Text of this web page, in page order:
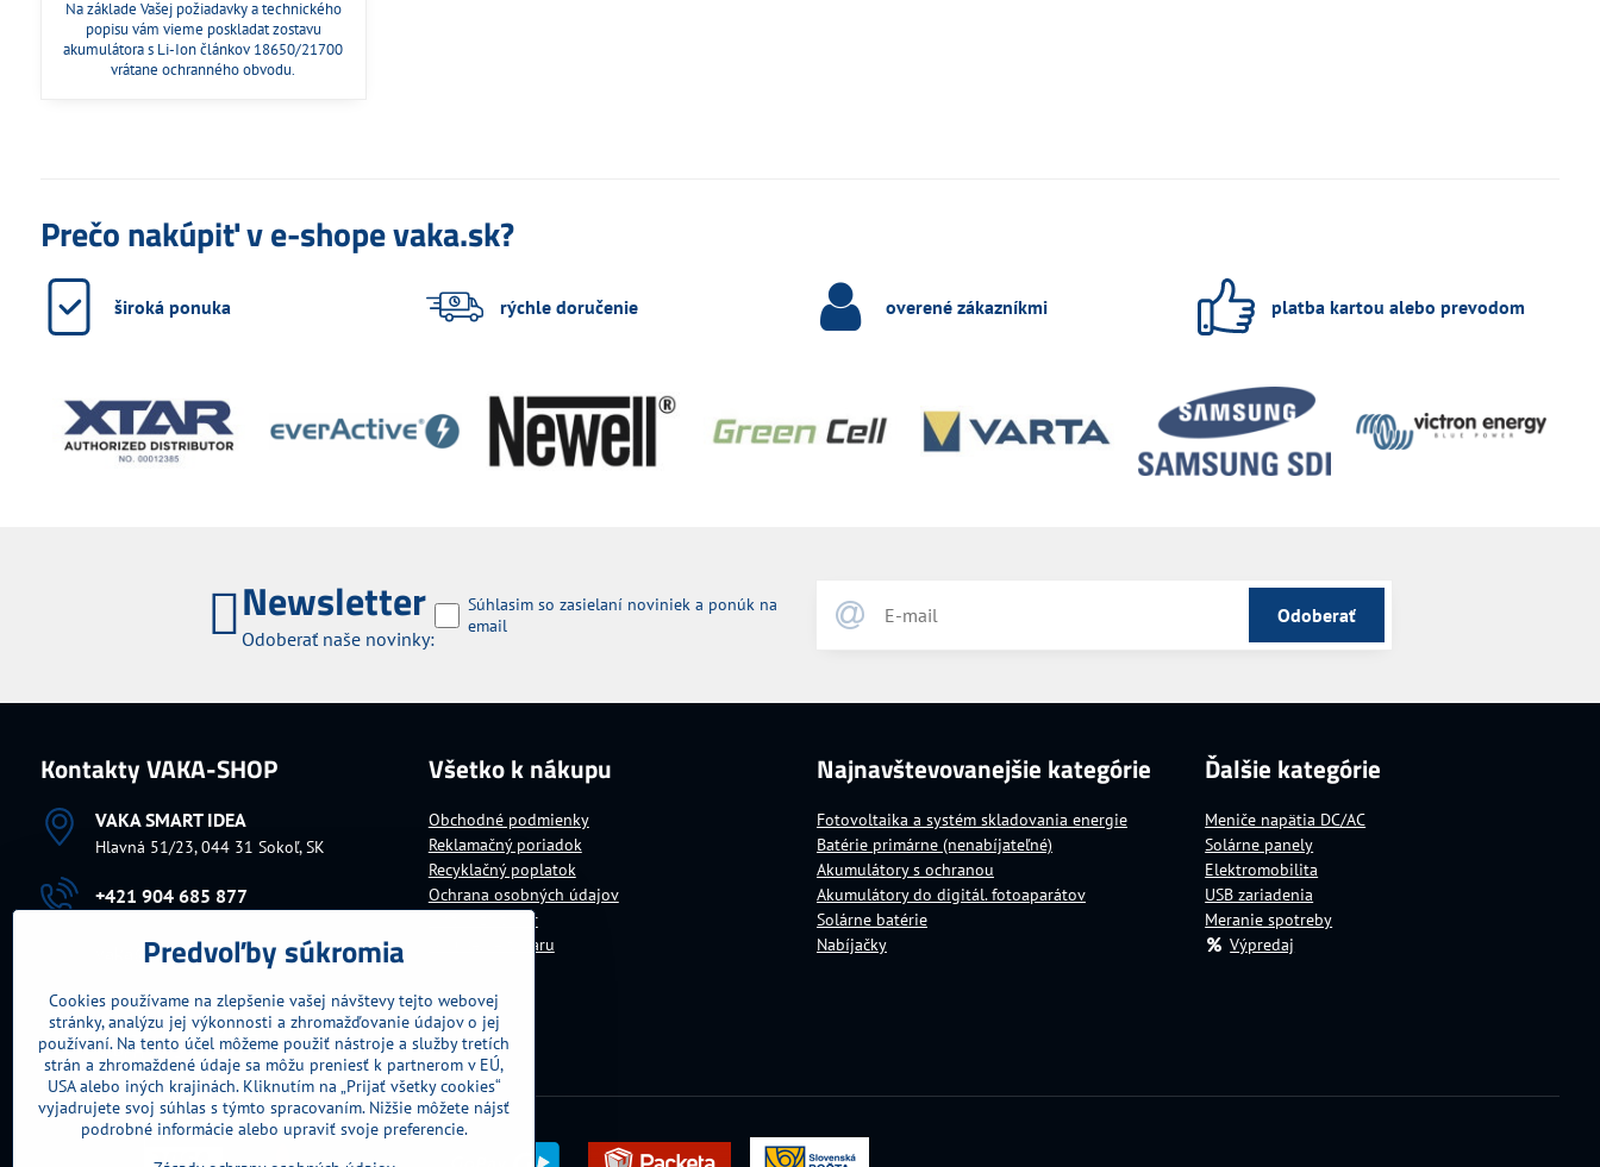
Na základe Vašej požiadavky a technického
popisu vám vieme poskladat zostavu
akumulátora s Li-Ion článkov 18650/21700
vrátane ochranného obvodu.
Prečo nakúpiť v e-shope vaka.sk?
široká ponuka rýchle doručenie overené zákazníkmi platba kartou alebo prevodom
Newsletter
Odoberať naše novinky:
Odoberať
Súhlasim so zasielaní noviniek a ponúk na
email
Kontakty VAKA-SHOP
VAKA SMART IDEA
Hlavná 51/23, 044 31 Sokoľ, SK
+421 904 685 877
vaka​@vaka​.sk
Fakturačné údaje
IČO:10699104DIČ:1030726543
IČ DPH:SK1030726543
Všetko k nákupu
Obchodné podmienky
Reklamačný poriadok
Recyklačný poplatok
Ochrana osobných údajov
Platba za tovar
Doručenie tovaru
Najnavštevovanejšie kategórie
Fotovoltaika a systém skladovania energie
Batérie primárne (nenabíjateľné)
Akumulátory s ochranou
Akumulátory do digitál. fotoaparátov
Solárne batérie
Nabíjačky
Ďalšie kategórie
Meniče napätia DC/AC
Solárne panely
Elektromobilita
USB zariadenia
Meranie spotreby
Výpredaj
Predvoľby súkromia
Cookies používame na zlepšenie vašej návštevy tejto webovej
stránky, analýzu jej výkonnosti a zhromažďovanie údajov o jej
používaní. Na tento účel môžeme použiť nástroje a služby tretích
strán a zhromaždené údaje sa môžu preniesť k partnerom v EÚ,
USA alebo iných krajinách. Kliknutím na „Prijať všetky cookies“
vyjadrujete svoj súhlas s týmto spracovaním. Nižšie môžete nájsť
podrobné informácie alebo upraviť svoje preferencie.